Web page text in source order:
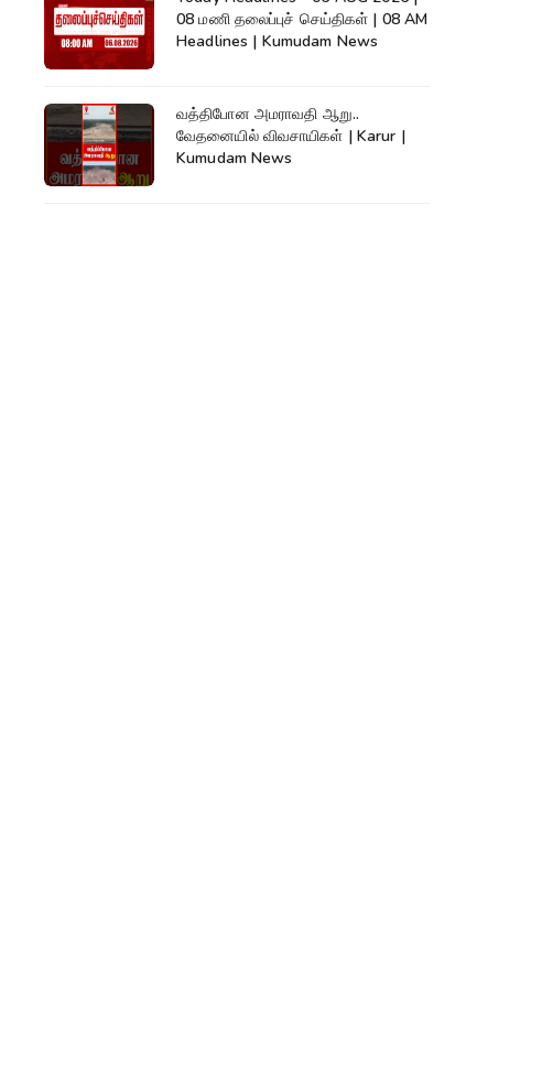
08 மணி தலைப்புச் செய்திகள் | 08 AM
Headlines | Kumudam News
வத்திபோன அமராவதி ஆறு..
வேதனையில் விவசாயிகள் | Karur |
Kumudam News